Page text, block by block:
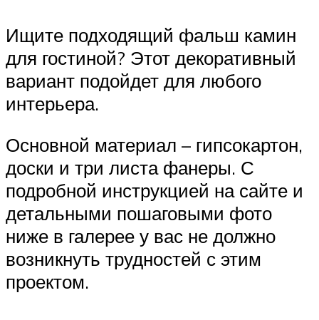
Ищите подходящий фальш камин
для гостиной? Этот декоративный
вариант подойдет для любого
интерьера.
Основной материал – гипсокартон,
доски и три листа фанеры. С
подробной инструкцией на сайте и
детальными пошаговыми фото
ниже в галерее у вас не должно
возникнуть трудностей с этим
проектом.